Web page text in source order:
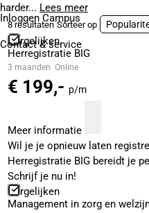
Inloggen Campus
Contact& service
harder... Lees meer
8 resultaten Sorteer op
Vergelijken
Herregistratie BIG
3 maanden Online
€ 199,- p/m
Meer informatie
Wil je je opnieuw laten
Herregistratie BIG bereidt je
Schrijf je nu in!
Vergelijken
Management in zorg en